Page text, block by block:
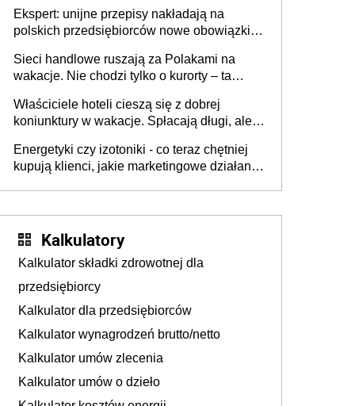
Ekspert: unijne przepisy nakładają na
polskich przedsiębiorców nowe obowiązki w
Sieci handlowe ruszają za Polakami na
wakacje. Nie chodzi tylko o kurorty – ta
tam, gdzie wielu spędzi urlop po cichu
Właściciele hoteli cieszą się z dobrej
koniunktury w wakacje. Spłacają długi, ale
Energetyki czy izotoniki - co teraz chętniej
kupują klienci, jakie marketingowe działania
Kalkulatory
Kalkulator składki zdrowotnej dla
przedsiębiorcy
Kalkulator dla przedsiębiorców
Kalkulator wynagrodzeń brutto/netto
Kalkulator umów zlecenia
Kalkulator umów o dzieło